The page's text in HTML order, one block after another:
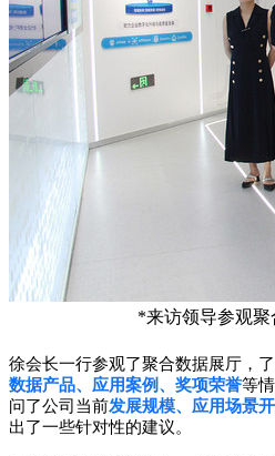
*来访领导参观
徐会长一行参观了聚合数据展厅，
数据产品、应用案例、奖项荣誉等
问了公司当前发展规模、应用场景
出了一些针对性的建议。